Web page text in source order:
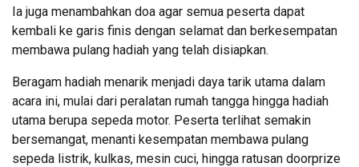
Ia juga menambahkan doa agar semua peserta dapat
kembali ke garis finis dengan selamat dan berkesempatan
membawa pulang hadiah yang telah disiapkan.
Beragam hadiah menarik menjadi daya tarik utama dalam
acara ini, mulai dari peralatan rumah tangga hingga hadiah
utama berupa sepeda motor. Peserta terlihat semakin
bersemangat, menanti kesempatan membawa pulang
sepeda listrik, kulkas, mesin cuci, hingga ratusan doorprize